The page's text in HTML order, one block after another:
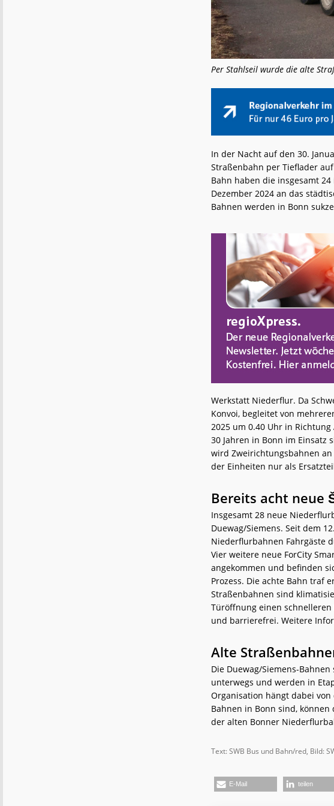
Per Stahlseil wurde die alte
In der Nacht auf den 30.
Straßenbahn per Tieflader
Bahn haben die insgesamt
Dezember 2024 an das
Bahnen werden in Bonn
Werkstatt Niederflur. Da
Konvoi, begleitet von
2025 um 0.40 Uhr in
30 Jahren in Bonn im Einsatz
wird Zweirichtungsbahnen
der Einheiten nur als
Bereits acht neue
Insgesamt 28 neue
Duewag/Siemens. Seit dem
Niederflurbahnen Fahrgäste
Vier weitere neue ForCity
angekommen und befinden
Prozess. Die achte Bahn traf
Straßenbahnen sind
Türöffnung einen
und barrierefrei. Weitere
Alte
Die Duewag/Siemens-
unterwegs und werden in
Organisation hängt dabei
Bahnen in Bonn sind,
der alten Bonner
Text: SWB Bus und Bahn/red, Bild:
E-Mail teilen